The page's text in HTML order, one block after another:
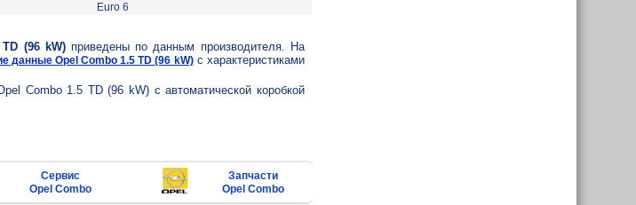
Euro 6
(96 kW)приведены по данным производителя. На
данные Opel Combo 1.5 TD (96 kW)с характеристиками
Combo 1.5 TD (96 kW) с автоматической коробкой
Сервис
Opel Combo
Запчасти
Opel Combo